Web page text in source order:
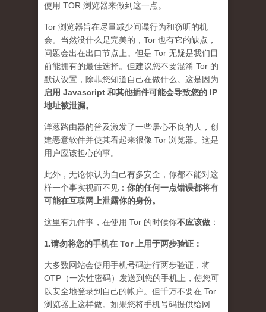
使用 TOR 浏览器来做到这一点。
Tor 浏览器旨在尽量减少间谍行为和窃听的机
会。当然没什么是完美的，Tor 也有它的缺点，
问题会出在出口节点上。但是 Tor 无疑是我们目
前能拥有的最佳选择。但建议您不要混淆 Tor 的
默认设置，除非您知道自己在做什么。这是因为
启用 Javascript 和其他插件可能会导致您的 IP
地址被泄漏。
洋葱路由器的普及激发了一些居心不良的人，创
建恶意软件并使其看起来很像 Tor 浏览器。这是
用户应该担心的事。
此外，无论你认为自己有多安全，你都不能对这
样一个事实视而不见： 你的任何一点错误都将有
可能在互联网上泄露你的身份。
这里有九件事，在使用 Tor 的时候你不应该做 ：
1.请勿将您的手机在 Tor 上用于两步验证：
大多数网站会使用手机号码进行两步验证，将
OTP（一次性密码）发送到您的手机上，使您可
以安全地登录到自己的帐户。但千万不要在 Tor
浏览器上这样做。如果您将手机号码提供给网